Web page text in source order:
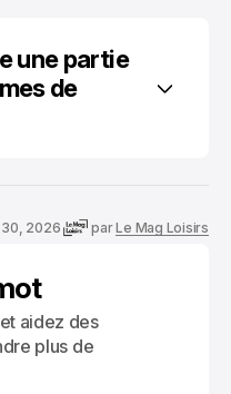
une partie
de
30, 2026 parLe Mag Loisirs
aidez des
plus de